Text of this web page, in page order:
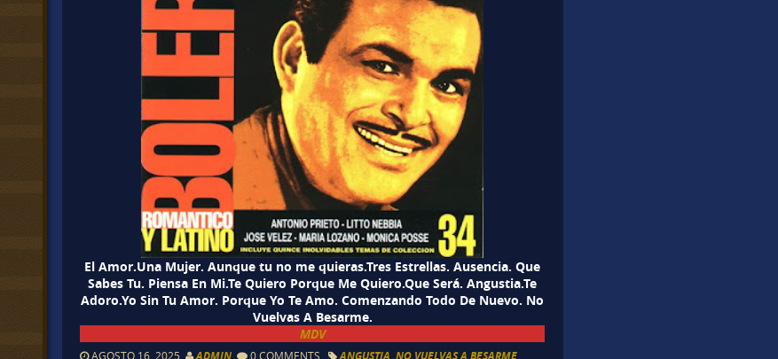
El Amor.Una Mujer. Aunque tu no me quieras.Tres Estrellas. Ausencia. Que
Sabes Tu. Piensa En Mi.Te Quiero Porque Me Quiero.Que Será. Angustia.Te
Adoro.Yo Sin Tu Amor. Porque Yo Te Amo. Comenzando Todo De Nuevo. No
Vuelvas A Besarme.
MDV
AGOSTO 16, 2025 0 COMMENTS ,